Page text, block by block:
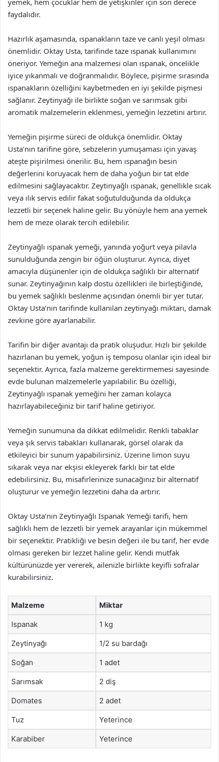
yemek, hem çocuklar hem de yetişkinler için son derece
faydalıdır.
Hazırlık aşamasında, ıspanakların taze ve canlı yeşil olması
önemlidir. Oktay Usta, tarifinde taze ıspanak kullanımını
öneriyor. Yemeğin ana malzemesi olan ıspanak, öncelikle
iyice yıkanmalı ve doğranmalıdır. Böylece, pişirme sırasında
ıspanakların özelliğini kaybetmeden en iyi şekilde pişmesi
sağlanır. Zeytinyağı ile birlikte soğan ve sarımsak gibi
aromatik malzemelerin eklenmesi, yemeğin lezzetini artırır.
Yemeğin pişirme süreci de oldukça önemlidir. Oktay
Usta’nın tarifine göre, sebzelerin yumuşaması için yavaş
ateşte pişirilmesi önerilir. Bu, hem ıspanağın besin
değerlerini koruyacak hem de daha yoğun bir tat elde
edilmesini sağlayacaktır. Zeytinyağlı ıspanak, genellikle sıcak
veya ılık servis edilir fakat soğutulduğunda da oldukça
lezzetli bir seçenek haline gelir. Bu yönüyle hem ana yemek
hem de meze olarak tercih edilebilir.
Zeytinyağlı ıspanak yemeği, yanında yoğurt veya pilavla
sunulduğunda zengin bir öğün oluşturur. Ayrıca, diyet
amacıyla düşünenler için de oldukça sağlıklı bir alternatif
sunar. Zeytinyağının kalp dostu özellikleri ile birleştiğinde,
bu yemek sağlıklı beslenme açısından önemli bir yer tutar.
Oktay Usta’nın tarifinde kullanılan zeytinyağı miktarı, damak
zevkine göre ayarlanabilir.
Tarifin bir diğer avantajı da pratik oluşudur. Hızlı bir şekilde
hazırlanan bu yemek, yoğun iş temposu olanlar için ideal bir
seçenektir. Ayrıca, fazla malzeme gerektirmemesi sayesinde
evde bulunan malzemelerle yapılabilir. Bu özelliği,
Zeytinyağlı ıspanak yemeğini her zaman kolayca
hazırlayabileceğiniz bir tarif haline getiriyor.
Yemeğin sunumuna da dikkat edilmelidir. Renkli tabaklar
veya şık servis tabakları kullanarak, görsel olarak da
etkileyici bir sunum yapabilirsiniz. Üzerine limon suyu
sıkarak veya nar ekşisi ekleyerek farklı bir tat elde
edebilirsiniz. Bu, misafirlerinize sunacağınız bir alternatif
oluşturur ve yemeğin lezzetini daha da artırır.
Oktay Usta’nın Zeytinyağlı Ispanak Yemeği tarifi, hem
sağlıklı hem de lezzetli bir yemek arayanlar için mükemmel
bir seçenektir. Pratikliği ve besin değeri ile bu tarif, her evde
olması gereken bir lezzet haline gelir. Kendi mutfak
kültürünüzde yer vererek, ailenizle birlikte keyifli sofralar
kurabilirsiniz.
Malzeme Miktar
Ispanak 1 kg
Zeytinyağı 1/2 su bardağı
Soğan 1 adet
Sarımsak 2 diş
Domates 2 adet
Tuz Yeterince
Karabiber Yeterince